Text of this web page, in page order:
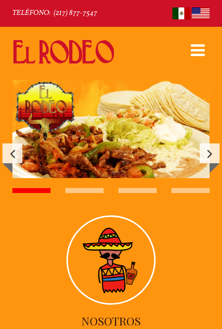
TELÉFONO: (217) 877-7547
NOSOTROS